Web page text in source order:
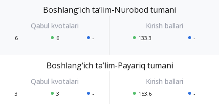
Boshlang‘ich ta’lim-Nurobod tumani
6 6 - 133.3 -
Boshlang‘ich ta’lim-Payariq tumani
3 3 - 153.6 -